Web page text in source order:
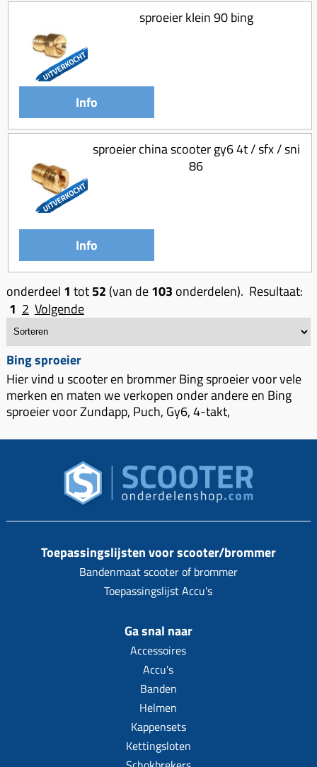
sproeier klein 90 bing
Info
sproeier china scooter gy6 4t / sfx / sni
86
Info
onderdeel 1 tot52 (van de103 onderdelen). Resultaat:
1 2 Volgende
Bing sproeier
Hier vind u scooter en brommer Bing sproeier voor vele
merken en maten we verkopen onder andere en Bing
sproeier voor Zundapp, Puch, Gy6, 4-takt,
Toepassingslijsten voor scooter/brommer
Bandenmaat scooter of brommer
Toepassingslijst Accu's
Ga snal naar
Accessoires
Accu's
Banden
Helmen
Kappensets
Kettingsloten